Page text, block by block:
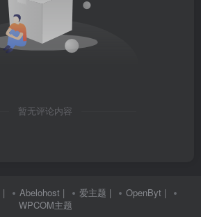
暂无评论内容
| Abelohost | 爱主题 | OpenByt |
WPCOM主题